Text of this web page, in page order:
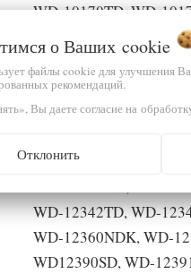
WD-10170TD, WD-
10205SD, WD-
10353NDK, WD-
10365NDK, WD-
10393SDK, WD-
WD-10405NDK, WD-
12175SD, WD-
WD-12330ND,
WD-12342TD, WD-
WD-12360NDK, WD-
WD12390SD, WD-
о Ваших cookie
файлы cookie для улучшения
рекомендаций.
Вы даете согласие на
Отклонить